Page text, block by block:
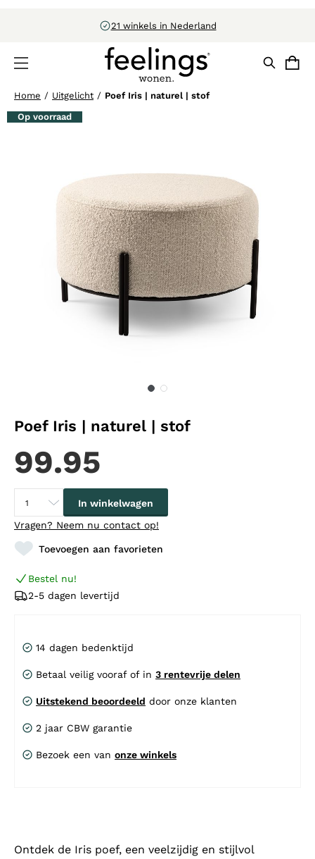
21 winkels in Nederland
Home / Uitgelicht / Poef Iris | naturel | stof
Op voorraad
Poef Iris | naturel | stof
99.95
In winkelwagen
Vragen? Neem nu contact op!
Toevoegen aan favorieten
Bestel nu!
2-5 dagen levertijd
14 dagen bedenktijd
Betaal veilig vooraf of in 3 rentevrije delen
Uitstekend beoordeeld door onze klanten
2 jaar CBW garantie
Bezoek een van onze winkels
Ontdek de Iris poef, een veelzijdig en stijlvol